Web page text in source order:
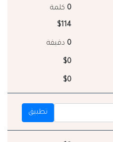
0 كلمة
$114
0 دقيقة
$0
$0
تطبيق